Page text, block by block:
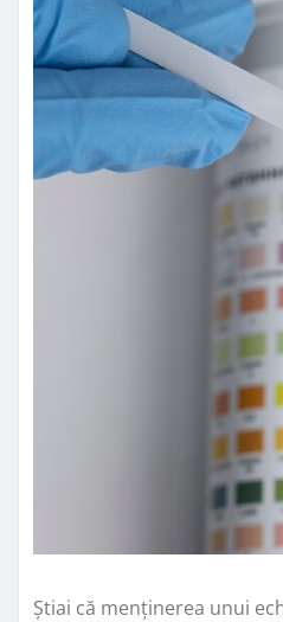
Știai că menținerea unui